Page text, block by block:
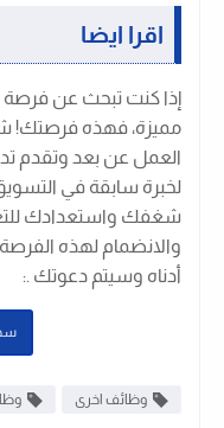
اقرا ايضا
إذا كنت تبحث عن فرصة
مميزة، فهذه فرصتك!
العمل عن بعد وتقدم
لخبرة سابقة في
شغفك واستعدادك
والانضمام لهذه
أدناه وسيتم دعوتك .:
وظائف اخرى